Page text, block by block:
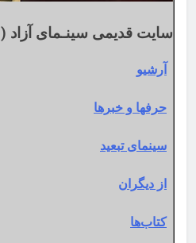
سایت قدیمی سینـمای آزاد ( ۶۲شماره قدیمی)
آرشیو
حرفها و خبرها
سینمای تبعید
از دیگران
کتاب‌ها